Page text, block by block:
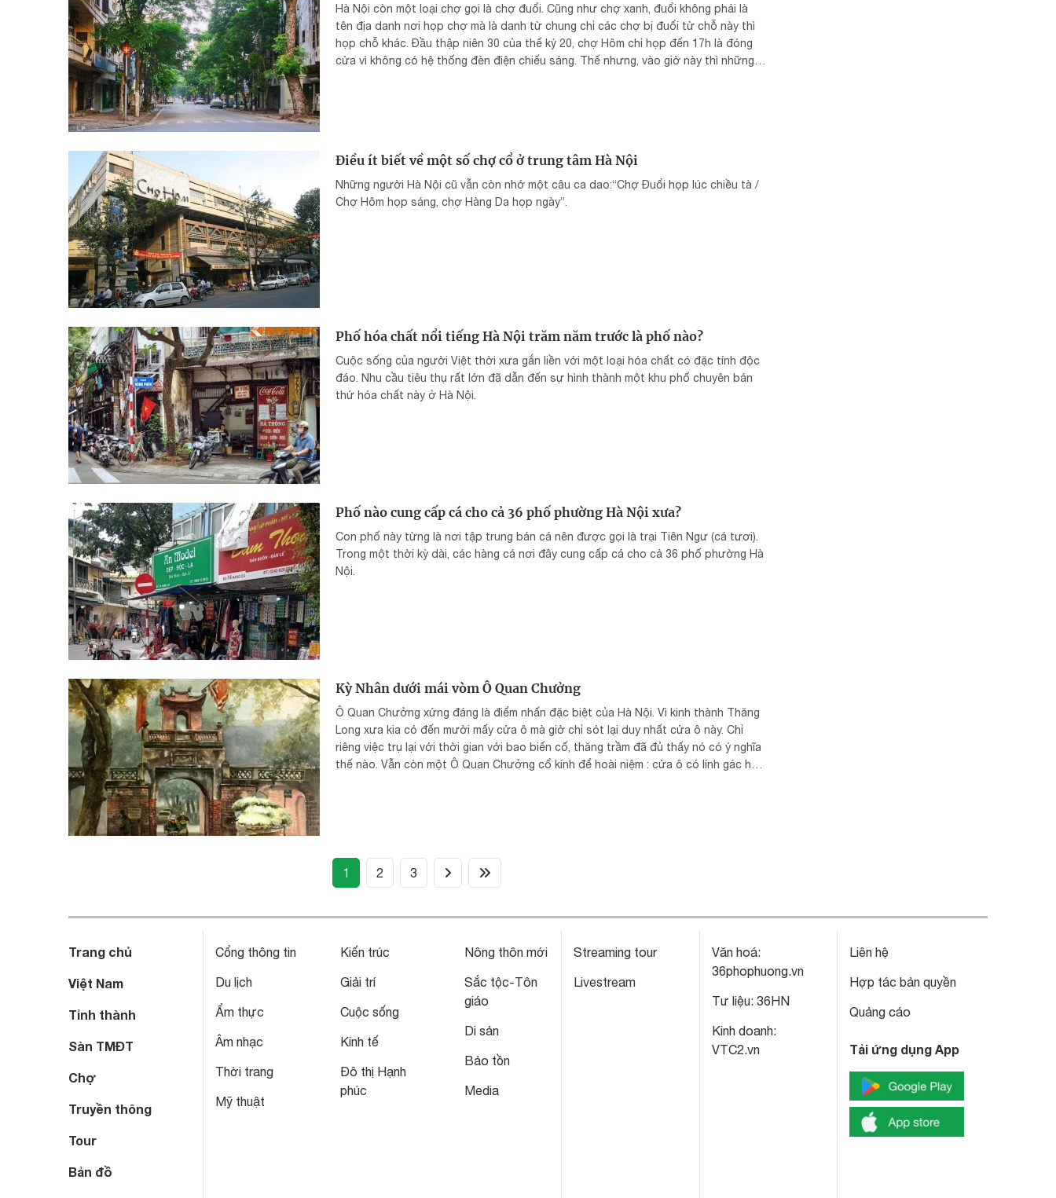
Hà Nội còn một loại chợ gọi là chợ đuổi. Cũng như chợ xanh, đuổi không phải là
tên địa danh nơi họp chợ mà là danh từ chung chỉ các chợ bị đuổi từ chỗ này thì
họp chỗ khác. Đầu thập niên 30 của thế kỷ 20, chợ Hôm chỉ họp đến 17h là đóng
cửa vì không có hệ thống đèn điện chiếu sáng. Thế nhưng, vào giờ này thì những
Điều ít biết về một số chợ cổ ở trung tâm Hà Nội
Những người Hà Nội cũ vẫn còn nhớ một câu ca dao:“Chợ Đuổi họp lúc chiều tà /
Chợ Hôm họp sáng, chợ Hàng Da họp ngày”.
Phố hóa chất nổi tiếng Hà Nội trăm năm trước là phố nào?
Cuộc sống của người Việt thời xưa gắn liền với một loại hóa chất có đặc tính độc
đáo. Nhu cầu tiêu thụ rất lớn đã dẫn đến sự hình thành một khu phố chuyên bán
thứ hóa chất này ở Hà Nội.
Phố nào cung cấp cá cho cả 36 phố phường Hà Nội xưa?
Con phố này từng là nơi tập trung bán cá nên được gọi là trại Tiên Ngư (cá tươi).
Trong một thời kỳ dài, các hàng cá nơi đây cung cấp cá cho cả 36 phố phường Hà
Nội.
Kỳ Nhân dưới mái vòm Ô Quan Chưởng
Ô Quan Chưởng xứng đáng là điểm nhấn đặc biệt của Hà Nội. Vì kinh thành Thăng
Long xưa kia có đến mười mấy cửa ô mà giờ chỉ sót lại duy nhất cửa ô này. Chỉ
riêng việc trụ lại với thời gian với bao biến cố, thăng trầm đã đủ thấy nó có ý nghĩa
thế nào. Vẫn còn một Ô Quan Chưởng cổ kính để hoài niệm : cửa ô có lính gác hai
1 (current)
2 3
Trang chủ
Việt Nam
Tỉnh thành
Sàn TMĐT
Chợ
Truyền thông
Tour
Bản đồ
Cổng thông tin
Du lịch
Ẩm thực
Âm nhạc
Thời trang
Mỹ thuật
Kiến trúc
Giải trí
Cuộc sống
Kinh tế
Đô thị Hạnh
phúc
Nông thôn mới
Sắc tộc-Tôn
giáo
Di sản
Bảo tồn
Media
Streaming tour
Livestream
Văn hoá:
36phophuong.vn
Tư liệu: 36HN
Kinh doanh:
VTC2.vn
Liên hệ
Hợp tác bản quyền
Quảng cáo
Tải ứng dụng App